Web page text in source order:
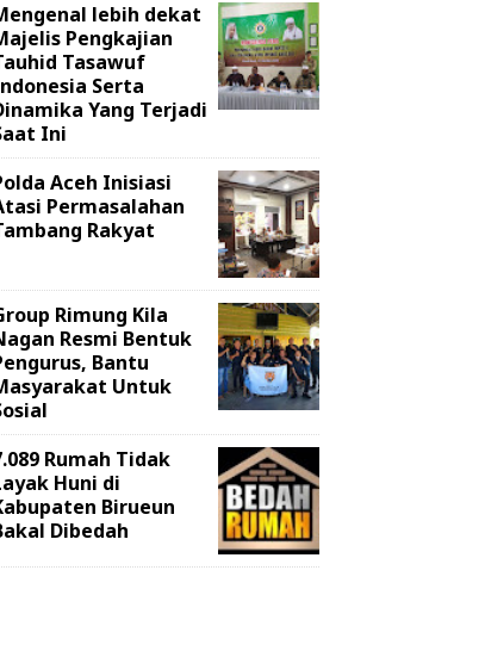
lebih dekat
Pengkajian
Tasawuf
Serta
Yang Terjadi
Ini
Aceh Inisiasi
Permasalahan
Rakyat
Rimung Kila
Resmi Bentuk
Bantu
Untuk
Rumah Tidak
Huni di
Birueun
Dibedah